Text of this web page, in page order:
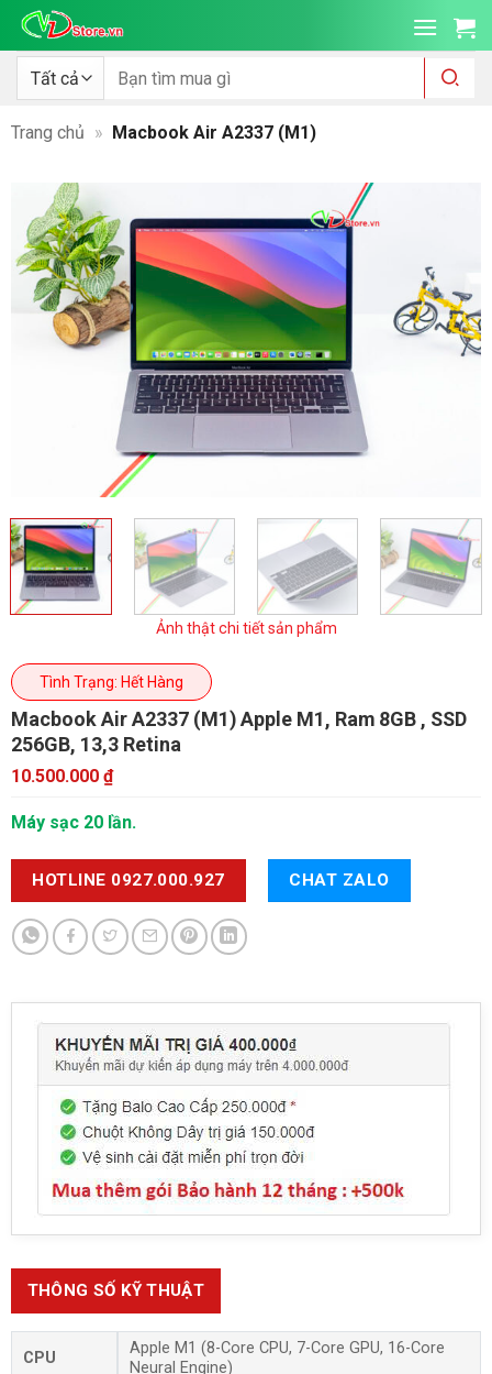
qua
dung
Tìm
kiếm:
Trang chủ » Macbook Air A2337 (M1)
Ảnh thật chi tiết sản phẩm
Tình Trạng: Hết Hàng
Macbook Air A2337 (M1)Apple M1, Ram 8GB , SSD
256GB, 13,3 Retina
10.500.000 ₫
Máy sạc 20 lần.
HOTLINE 0927.000.927 CHAT ZALO
THÔNG SỐ KỸ THUẬT
CPU
Apple M1 (8-Core CPU, 7-Core GPU, 16-Core
Neural Engine)